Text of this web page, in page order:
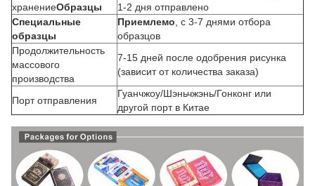
хранениеОбразцы
1-2 дня отправлено
Специальные
образцы
Приемлемо, с 3-7 днями отбора
образцов
Продолжительность
массового
производства
7-15 дней после одобрения рисунка
(зависит от количества заказа)
Порт отправления
Гуанчжоу/Шэньчжэнь/Гонконг или
другой порт в Китае